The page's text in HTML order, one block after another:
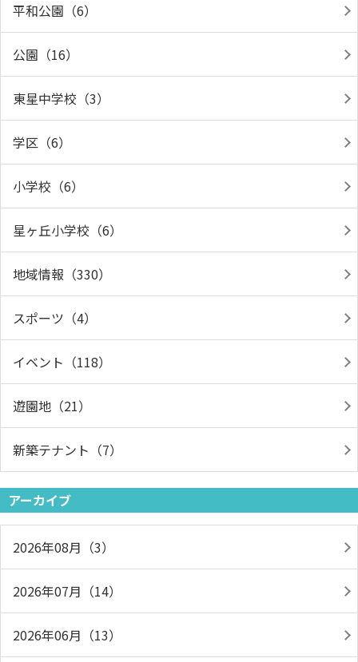
平和公園（6）
公園（16）
東星中学校（3）
学区（6）
小学校（6）
星ヶ丘小学校（6）
地域情報（330）
スポーツ（4）
イベント（118）
遊園地（21）
新築テナント（7）
アーカイブ
2026年08月（3）
2026年07月（14）
2026年06月（13）